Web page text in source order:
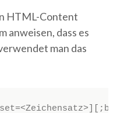
HTML-Content
anweisen, dass es
man das